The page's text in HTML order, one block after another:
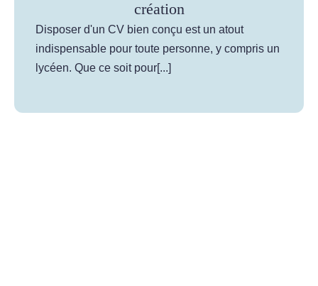
création
Disposer d'un CV bien conçu est un atout
indispensable pour toute personne, y compris un
lycéen. Que ce soit pour[...]